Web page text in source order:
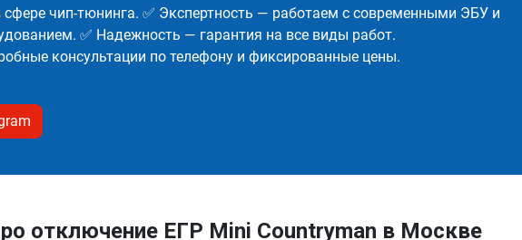
чип-тюнинга. ✅ Экспертность — работаем с современными ЭБУ и
✅ Надежность — гарантия на все виды работ.
консультации по телефону и фиксированные цены.
отключение ЕГР Mini Countryman в Москве